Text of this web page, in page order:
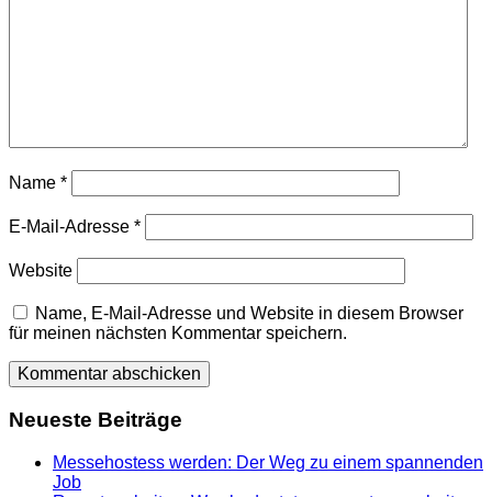
Name *
E-Mail-Adresse *
Website
Name, E-Mail-Adresse und Website in diesem Browser
für meinen nächsten Kommentar speichern.
Neueste Beiträge
Messehostess werden: Der Weg zu einem spannenden
Job